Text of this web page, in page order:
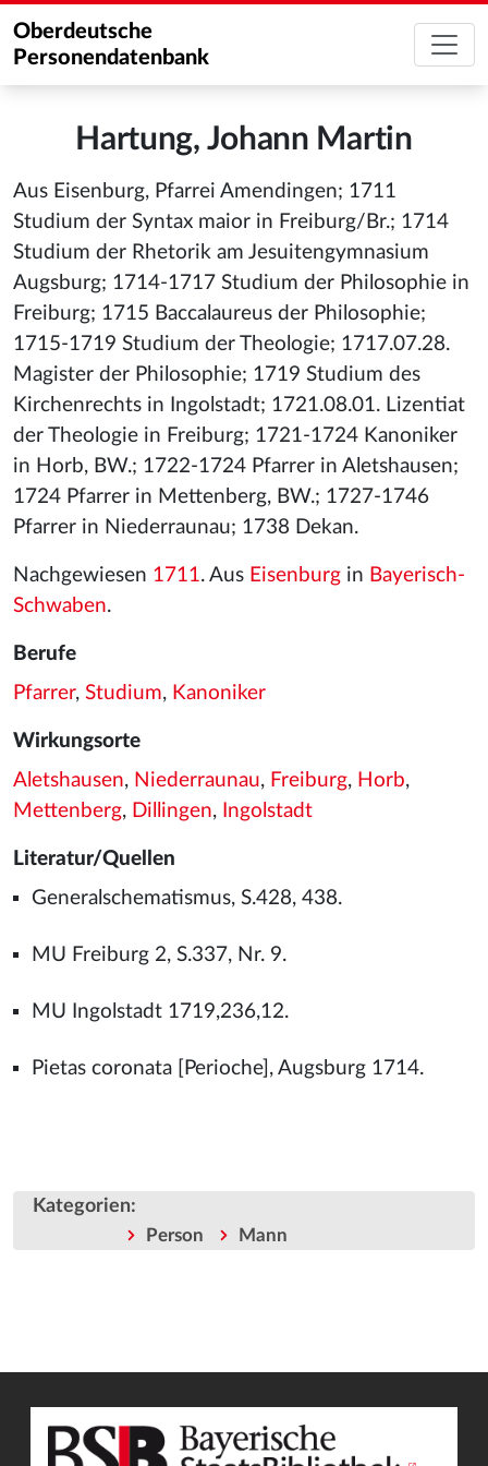
Oberdeutsche
Personendatenbank
Hartung, Johann Martin
Aus Eisenburg, Pfarrei Amendingen; 1711
Studium der Syntax maior in Freiburg/Br.; 1714
Studium der Rhetorik am Jesuitengymnasium
Augsburg; 1714-1717 Studium der Philosophie in
Freiburg; 1715 Baccalaureus der Philosophie;
1715-1719 Studium der Theologie; 1717.07.28.
Magister der Philosophie; 1719 Studium des
Kirchenrechts in Ingolstadt; 1721.08.01. Lizentiat
der Theologie in Freiburg; 1721-1724 Kanoniker
in Horb, BW.; 1722-1724 Pfarrer in Aletshausen;
1724 Pfarrer in Mettenberg, BW.; 1727-1746
Pfarrer in Niederraunau; 1738 Dekan.
Nachgewiesen 1711. Aus Eisenburg in Bayerisch-
Schwaben.
Berufe
Pfarrer, Studium, Kanoniker
Wirkungsorte
Aletshausen, Niederraunau, Freiburg, Horb,
Mettenberg, Dillingen, Ingolstadt
Literatur/Quellen
Generalschematismus, S.428, 438.
MU Freiburg 2, S.337, Nr. 9.
MU Ingolstadt 1719,236,12.
Pietas coronata [Perioche], Augsburg 1714.
Kategorien:
Person Mann